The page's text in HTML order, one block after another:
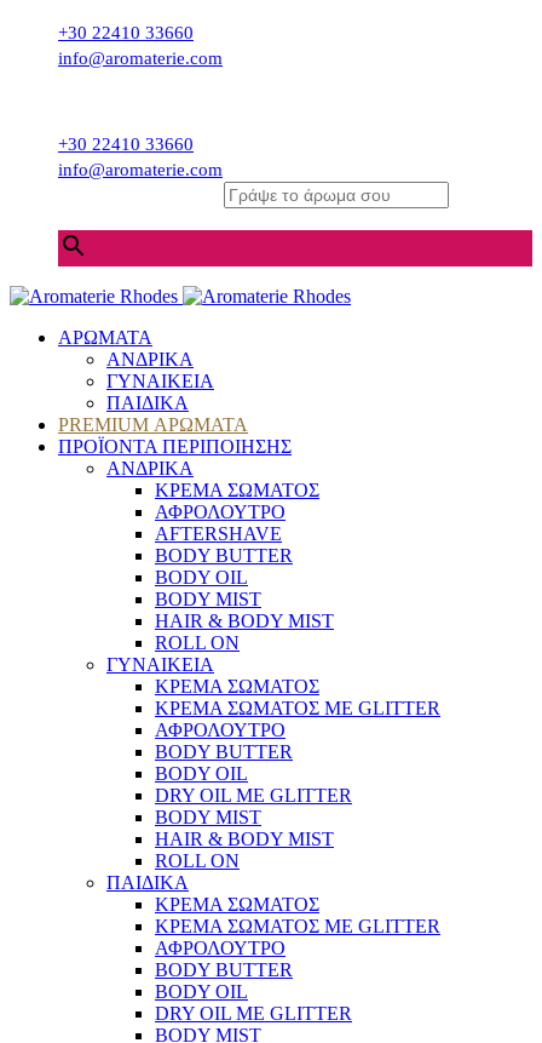
+30 22410 33660
info@aromaterie.com
+30 22410 33660
info@aromaterie.com
ΑΡΩΜΑΤΑ
ΑΝΔΡΙΚΑ
ΓΥΝΑΙΚΕΙΑ
ΠΑΙΔΙΚΑ
PREMIUM ΑΡΩΜΑΤΑ
ΠΡΟΪΟΝΤΑ ΠΕΡΙΠΟΙΗΣΗΣ
ΑΝΔΡΙΚΑ
ΚΡΕΜΑ ΣΩΜΑΤΟΣ
ΑΦΡΟΛΟΥΤΡΟ
AFTERSHAVE
BODY BUTTER
BODY OIL
BODY MIST
HAIR & BODY MIST
ROLL ON
ΓΥΝΑΙΚΕΙΑ
ΚΡΕΜΑ ΣΩΜΑΤΟΣ
ΚΡΕΜΑ ΣΩΜΑΤΟΣ ΜΕ GLITTER
ΑΦΡΟΛΟΥΤΡΟ
BODY BUTTER
BODY OIL
DRY OIL ΜΕ GLITTER
BODY MIST
HAIR & BODY MIST
ROLL ON
ΠΑΙΔΙΚΑ
ΚΡΕΜΑ ΣΩΜΑΤΟΣ
ΚΡΕΜΑ ΣΩΜΑΤΟΣ ΜΕ GLITTER
ΑΦΡΟΛΟΥΤΡΟ
BODY BUTTER
BODY OIL
DRY OIL ΜΕ GLITTER
BODY MIST